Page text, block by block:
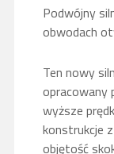
Podwójny
obwodach
Ten nowy
opracowany
wyższe
konstrukcje
objętość